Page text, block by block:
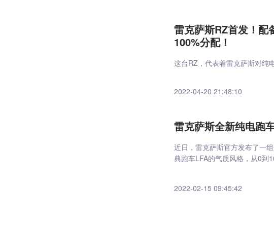
雷克萨斯RZ首发！配
100%分配！
这台RZ，代表着雷克萨斯对纯
2022-04-20 21:48:10
雷克萨斯全新纯电跑
近日，雷克萨斯官方发布了一
典跑车LFA的气质风格，从0到
2022-02-15 09:45:42